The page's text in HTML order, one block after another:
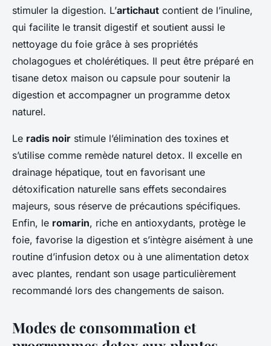
stimuler la digestion. L’artichaut contient de l’inuline,
qui facilite le transit digestif et soutient aussi le
nettoyage du foie grâce à ses propriétés
cholagogues et cholérétiques. Il peut être préparé en
tisane detox maison ou capsule pour soutenir la
digestion et accompagner un programme detox
naturel.
Le radis noir stimule l’élimination des toxines et
s’utilise comme remède naturel detox. Il excelle en
drainage hépatique, tout en favorisant une
détoxification naturelle sans effets secondaires
majeurs, sous réserve de précautions spécifiques.
Enfin, le romarin, riche en antioxydants, protège le
foie, favorise la digestion et s’intègre aisément à une
routine d’infusion detox ou à une alimentation detox
avec plantes, rendant son usage particulièrement
recommandé lors des changements de saison.
Modes de consommation et